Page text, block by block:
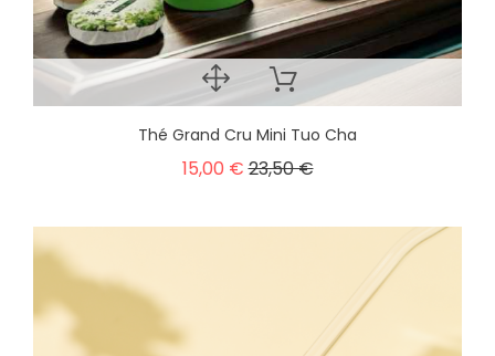
Thé Grand Cru Mini Tuo Cha
15,00 €23,50 €